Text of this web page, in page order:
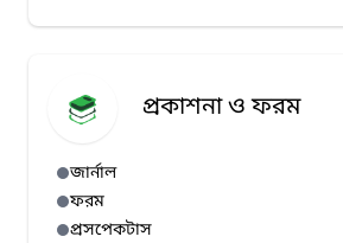
প্রকাশনা ও ফরম
জার্নাল
ফরম
প্রসপেকটাস